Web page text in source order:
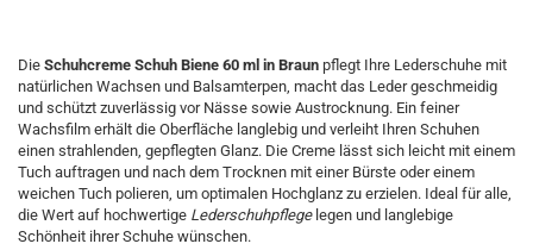
Die Schuhcreme Schuh Biene 60 ml in Braun pflegt Ihre Lederschuhe mit
natürlichen Wachsen und Balsamterpen, macht das Leder geschmeidig
und schützt zuverlässig vor Nässe sowie Austrocknung. Ein feiner
Wachsfilm erhält die Oberfläche langlebig und verleiht Ihren Schuhen
einen strahlenden, gepflegten Glanz. Die Creme lässt sich leicht mit einem
Tuch auftragen und nach dem Trocknen mit einer Bürste oder einem
weichen Tuch polieren, um optimalen Hochglanz zu erzielen. Ideal für alle,
die Wert auf hochwertige Lederschuhpflegelegen und langlebige
Schönheit ihrer Schuhe wünschen.